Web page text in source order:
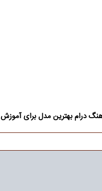
درام بهترین مدل برای آموزش